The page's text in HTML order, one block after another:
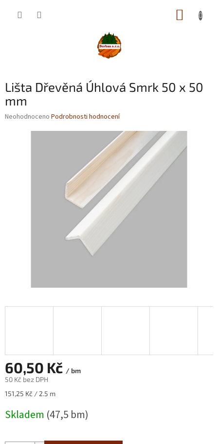
Lišta Dřevěná Úhlová Smrk 50 x 50
mm
Průměrné
Neohodnoceno Podrobnosti hodnocení
60,50 Kč / bm
50 Kč bez DPH
Měrná
151,25 Kč / 2.5 m
Skladem (47,5 bm)